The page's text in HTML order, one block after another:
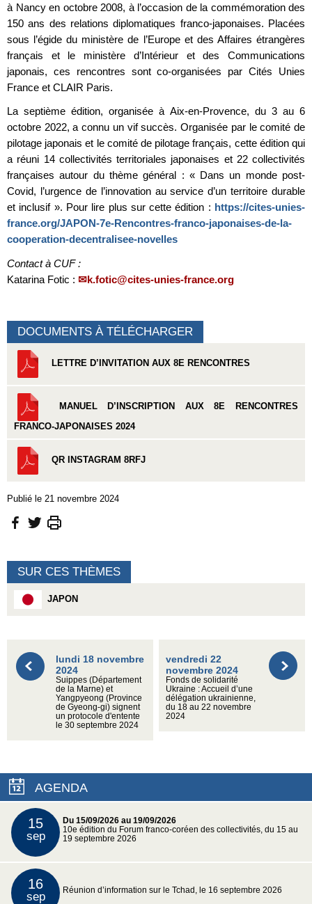
à Nancy en octobre 2008, à l’occasion de la commémoration des
150 ans des relations diplomatiques franco-japonaises. Placées
sous l’égide du ministère de l’Europe et des Affaires étrangères
français et le ministère d’Intérieur et des Communications
japonais, ces rencontres sont co-organisées par Cités Unies
France et CLAIR Paris.
La septième édition, organisée à Aix-en-Provence, du 3 au 6
octobre 2022, a connu un vif succès. Organisée par le comité de
pilotage japonais et le comité de pilotage français, cette édition qui
a réuni 14 collectivités territoriales japonaises et 22 collectivités
françaises autour du thème général : « Dans un monde post-
Covid, l’urgence de l’innovation au service d’un territoire durable
et inclusif ». Pour lire plus sur cette édition : https://cites-unies-
france.org/JAPON-7e-Rencontres-franco-japonaises-de-la-
cooperation-decentralisee-novelles
Contact à CUF :
Katarina Fotic :
k.fotic@cites-unies-france.org
DOCUMENTS À TÉLÉCHARGER
LETTRE D’INVITATION AUX 8E RENCONTRES
MANUEL D’INSCRIPTION AUX 8E RENCONTRES
FRANCO-JAPONAISES 2024
QR INSTAGRAM 8RFJ
Publié le 21 novembre 2024
SUR CES THÈMES
JAPON
lundi 18 novembre
2024
Suippes (Département
de la Marne) et
Yangpyeong (Province
de Gyeong-gi) signent
un protocole d'entente
le 30 septembre 2024
vendredi 22
novembre 2024
Fonds de solidarité
Ukraine : Accueil d’une
délégation ukrainienne,
du 18 au 22 novembre
2024
AGENDA
15
sep
Du 15/09/2026 au 19/09/2026
10e édition du Forum franco-coréen des collectivités, du 15 au
19 septembre 2026
16
sep Réunion d’information sur le Tchad, le 16 septembre 2026